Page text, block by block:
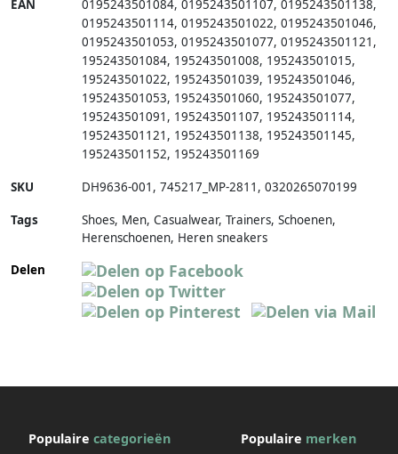
EAN 0195243501084, 0195243501107, 0195243501138,
0195243501114, 0195243501022, 0195243501046,
0195243501053, 0195243501077, 0195243501121 ,
195243501084, 195243501008, 195243501015,
195243501022, 195243501039, 195243501046,
195243501053, 195243501060, 195243501077,
195243501091 , 195243501107, 195243501114,
195243501121 , 195243501138, 195243501145,
195243501152, 195243501169
SKU DH9636-001 , 745217_MP-2811 , 0320265070199
Tags
Shoes, Men, Casualwear, Trainers, Schoenen,
Herenschoenen, Heren sneakers
Delen
Populaire categorieën Populaire merken